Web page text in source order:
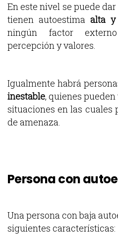
En este nivel se puede
tienen autoestima alta y
ningún factor
percepción y valores.
Igualmente habrá
inestable, quienes
situaciones en las cuales
de amenaza.
Persona con
Una persona con baja
siguientes características: